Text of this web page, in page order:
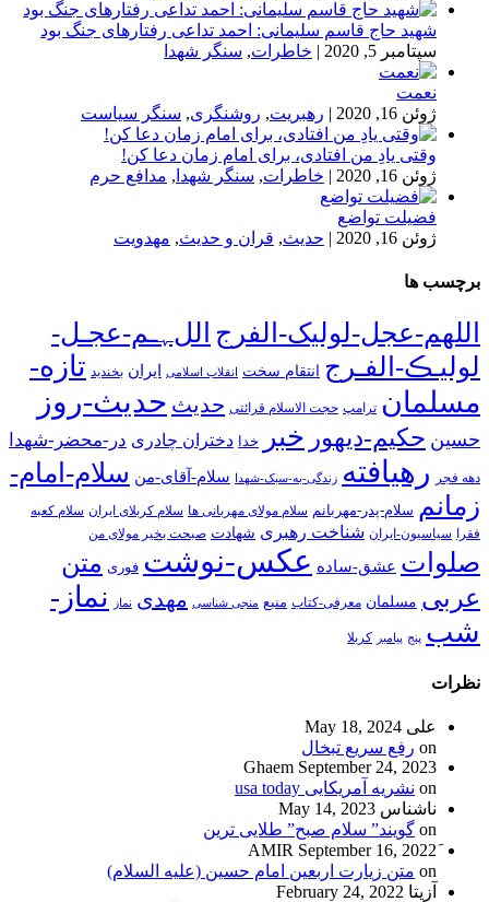
شهید حاج قاسم سلیمانی: احمد تداعی رفتارهای جنگ بود
سپتامبر 5, 2020
| خاطرات, سنگر شهدا
نعمت
ژوئن 16, 2020
| رهبریت, روشنگری, سنگر سیاست
وقتی یادِ من افتادی، برای امام زمان دعا کن!
ژوئن 16, 2020
| خاطرات, سنگر شهدا , مدافع حرم
فضیلت تواضع
ژوئن 16, 2020
| حدیث, قران و حدیث, مهدویت
برچسب ها
اللهم-عجل-لولیک-الفرج اللﮩـم-عجـل-
لولیـڪ-الفـرج انتقام سخت انقلاب اسلامی ایران بخندید تازه-
مسلمان ترامپ حجت الاسلام قرائتی حدیث حدیث-روز
حسین حکیم-دیهور خبر خدا دختران چادری در-محضر-شهدا
دهه فجر رهیافته زندگی-به-سبک-شهدا سلام-آقای-من سلام-امام-
زمانم سلام-پدر-مهربانم سلام مولای مهربانی ها سلام کربلای ایران سلام کعبه
فقرا سیاسیون-ایران شناخت رهبری شهادت صبحت بخیر مولای من
صلوات عشق-ساده عکس-نوشت فوری متن
عربی مسلمان معرفی-کتاب منبع منجی شناسی مهدی نماز
نماز-
شب پنج پیامبر کربلا
نظرات
علی May 18, 2024
on رفع سریع تبخال
Ghaem September 24, 2023
on نشریه آمریکایی usa today
ناشناس May 14, 2023
on گویند” سلام صبح” طلایی ترین
September 16, 2022
on متن زیارت اربعین امام حسین (علیه السلام)
آزیتا February 24, 2022